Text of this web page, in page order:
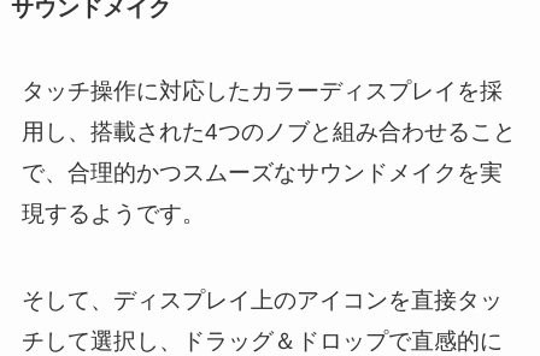
サウンドメイク
タッチ操作に対応したカラーディスプレイを採
用し、搭載された4つのノブと組み合わせること
で、合理的かつスムーズなサウンドメイクを実
現するようです。
そして、ディスプレイ上のアイコンを直接タッ
チして選択し、ドラッグ＆ドロップで直感的に